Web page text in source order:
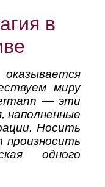
в
миру
— эти
наполненные
Носить
одного